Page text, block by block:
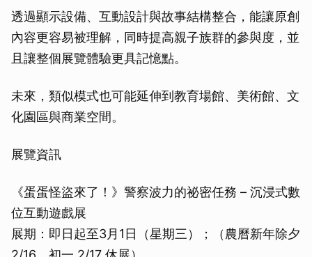
透過顯示設備、互動設計與故事結構整合，能讓原創
內容更容易被理解，同時提高親子族群的參與度，並
且讓整個展覽體驗更具記憶點。
未來，類似模式也可能延伸到教育場館、美術館、文
化園區與商業空間。
展覽資訊
《蛋蛋怪盜來了！》警察波力的祕密任務 – 沉浸式數
位互動遊戲展
展期：即日起至3月1日（星期三）；（農曆新年除夕